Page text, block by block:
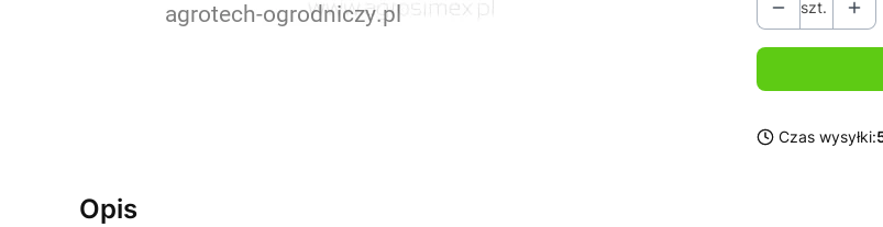
szt.
Czas wysyłki:
Opis